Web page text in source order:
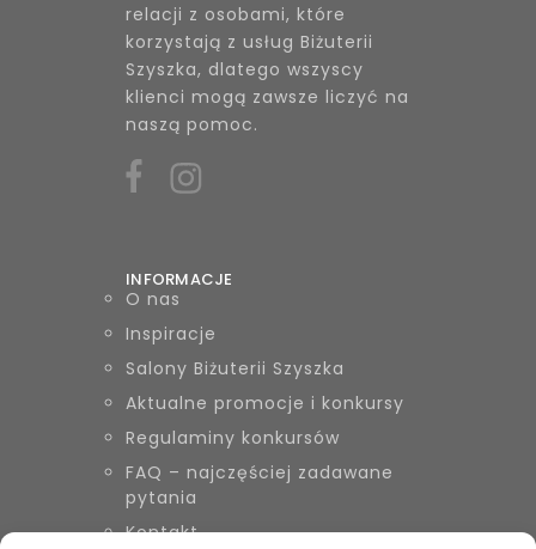
relacji z osobami, które
korzystają z usług Biżuterii
Szyszka, dlatego wszyscy
klienci mogą zawsze liczyć na
naszą pomoc.
INFORMACJE
O nas
Inspiracje
Salony Biżuterii Szyszka
Aktualne promocje i konkursy
Regulaminy konkursów
FAQ – najczęściej zadawane
pytania
Kontakt